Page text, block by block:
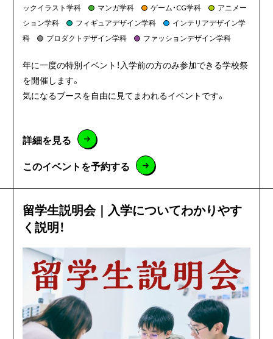
ックイラスト学科 マンガ学科 ゲーム・CG学科
アニメー
ション学科
フィギュアデザイン学科
インテリアデザイン学
科
プロダクトデザイン学科 ファッションデザイン学科
年に一度の特別イベント！入学前の方のみ参加できる学校祭
を開催します。
気になるブースを自由に見てまわれるイベントです。
詳細を見る
このイベントを予約する
留学生説明会｜入学についてわかりやす
く説明！